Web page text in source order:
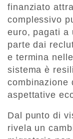
finanziato
complessivo
euro, pagati a
parte dai
e termina
sistema è
combinazione
aspettative
Dal punto di
rivela un